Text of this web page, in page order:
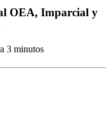
OEA, Imparcial y
3 minutos